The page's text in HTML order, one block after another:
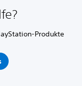
Produkte